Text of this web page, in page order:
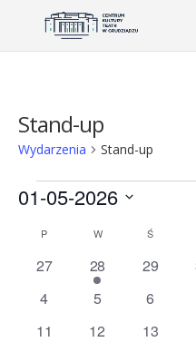
Stand-up
Wydarzenia Stand-up
Wydarzenia
01-05-2026
datę.Kalendarz
Wydarzenia
P PONIEDZIAŁEK
WWTOREK Ś
0
wydarzenia
27
1
wydarzenie
28
0
29
0
4
0
5
0
6
0
11
0
12
0
13